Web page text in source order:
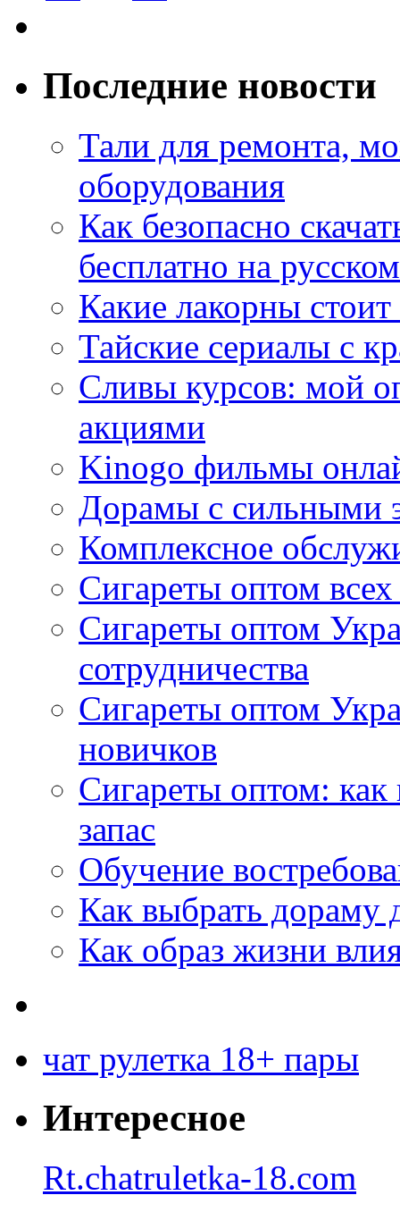
Последние новости
Тали для ремонта,
оборудования
Как безопасно
бесплатно на
Какие лакорны
Тайские сериалы с
Сливы курсов: мой
акциями
Kinogo фильмы
Дорамы с сильными
Комплексное
Сигареты оптом
Сигареты оптом
сотрудничества
Сигареты оптом
новичков
Сигареты оптом:
запас
Обучение
Как выбрать дораму
Как образ жизни
чат рулетка 18+ пары
Интересное
Rt.chatruletka-18.com